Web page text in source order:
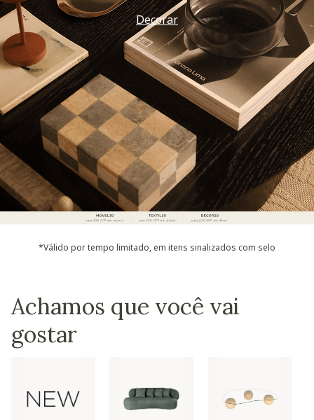
Decorar
*Válido por tempo limitado, em itens sinalizados com selo
Achamos que você vai
gostar